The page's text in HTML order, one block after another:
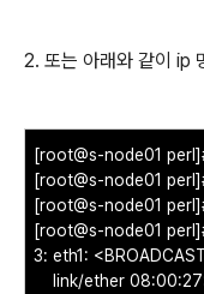
2. 또는 아래와 같이 ip
[root@s-node01
[root@s-node01
[root@s-node01
[root@s-node01
3: eth1:
link/ether